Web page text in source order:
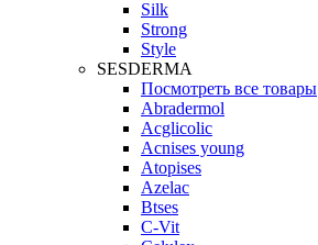
Silk
Strong
Style
SESDERMA
Посмотреть все товары
Abradermol
Acglicolic
Acnises young
Atopises
Azelac
Btses
C-Vit